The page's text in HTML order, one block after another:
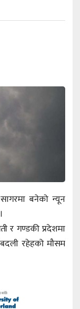
बनेको न्यून
र गण्डकी प्रदेशमा
रहेहको मौसम